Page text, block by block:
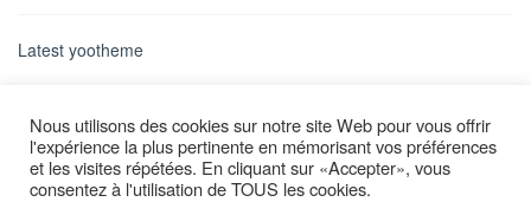
Latest yootheme
Nous utilisons des cookies sur notre site Web pour vous offrir
l'expérience la plus pertinente en mémorisant vos préférences
et les visites répétées. En cliquant sur «Accepter», vous
consentez à l'utilisation de TOUS les cookies.